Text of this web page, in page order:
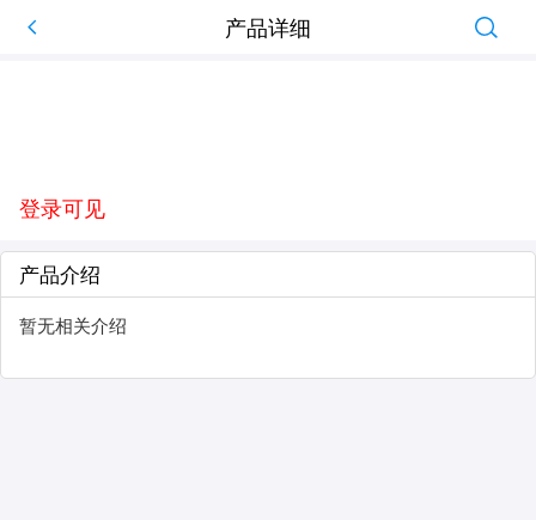
产品详细
登录可见
产品介绍
暂无相关介绍